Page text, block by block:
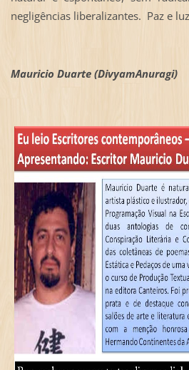
negligências liberalizantes. Paz e
Mauricio Duarte (DivyamAnuragi)